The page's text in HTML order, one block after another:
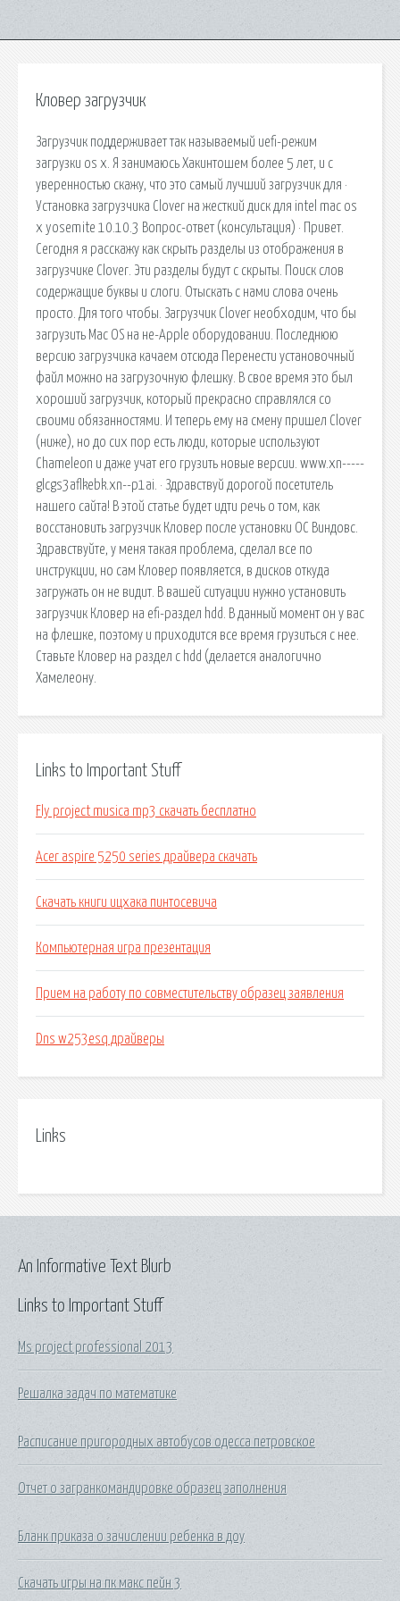
Кловер загрузчик
Загрузчик поддерживает так называемый uefi-режим
загрузки os x. Я занимаюсь Хакинтошем более 5 лет, и с
уверенностью скажу, что это самый лучший загрузчик для ·
Установка загрузчика Clover на жесткий диск для intel mac os
x yosemite 10.10.3 Вопрос-ответ (консультация) · Привет.
Сегодня я расскажу как скрыть разделы из отображения в
загрузчике Clover. Эти разделы будут с скрыты. Поиск слов
содержащие буквы и слоги. Отыскать с нами слова очень
просто. Для того чтобы. Загрузчик Clover необходим, что бы
загрузить Mac OS на не-Apple оборудовании. Последнюю
версию загрузчика качаем отсюда Перенести установочный
файл можно на загрузочную флешку. В свое время это был
хороший загрузчик, который прекрасно справлялся со
своими обязанностями. И теперь ему на смену пришел Clover
(ниже), но до сих пор есть люди, которые используют
Chameleon и даже учат его грузить новые версии. www.xn-----
glcgs3aflkebk.xn--p1ai. · Здравствуй дорогой посетитель
нашего сайта! В этой статье будет идти речь о том, как
восстановить загрузчик Кловер после установки ОС Виндовс.
Здравствуйте, у меня такая проблема, сделал все по
инструкции, но сам Кловер появляется, в дисков откуда
загружать он не видит. В вашей ситуации нужно установить
загрузчик Кловер на efi-раздел hdd. В данный момент он у вас
на флешке, поэтому и приходится все время грузиться с нее.
Ставьте Кловер на раздел с hdd (делается аналогично
Хамелеону.
Links to Important Stuff
Fly project musica mp3 скачать бесплатно
Acer aspire 5250 series драйвера скачать
Скачать книги ицхака пинтосевича
Компьютерная игра презентация
Прием на работу по совместительству образец заявления
Dns w253esq драйверы
Links
Links to Important Stuff
Ms project professional 2013
Решалка задач по математике
Расписание пригородных автобусов одесса петровское
Отчет о загранкомандировке образец заполнения
Бланк приказа о зачислении ребенка в доу
Скачать игры на пк макс пейн 3
An Informative Text Blurb